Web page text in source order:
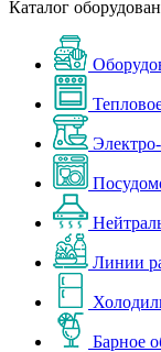
Каталог
Линии
Барное